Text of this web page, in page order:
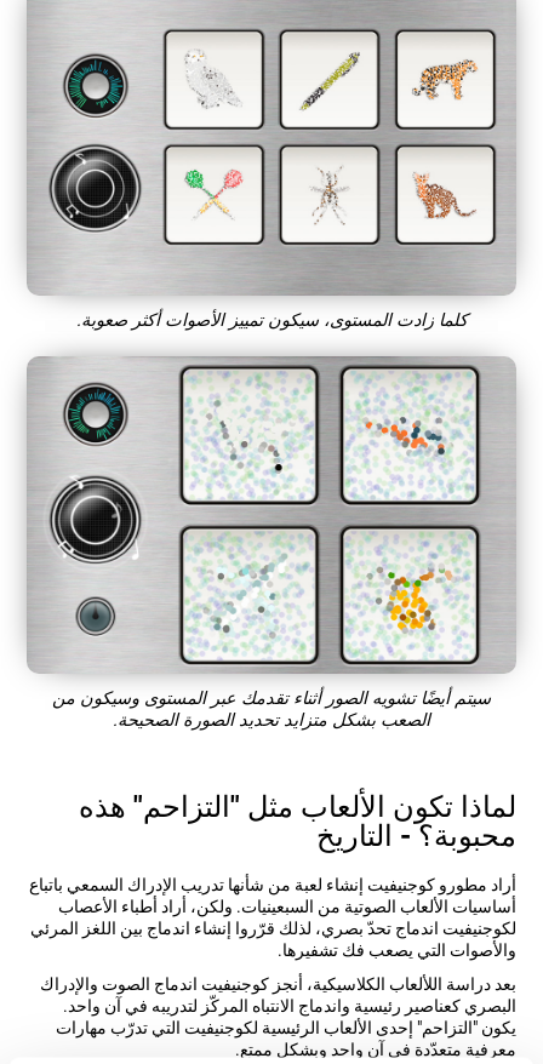
كلما زادت المستوى، سيكون تمييز الأصوات أكثر صعوبة.
سيتم أيضًا تشويه الصور أثناء تقدمك عبر المستوى وسيكون من
الصعب بشكل متزايد تحديد الصورة الصحيحة.
لماذا تكون الألعاب مثل "التزاحم" هذه
محبوبة؟ - التاريخ
أراد مطورو كوجنيفيت إنشاء لعبة من شأنها تدريب الإدراك السمعي باتباع
أساسيات الألعاب الصوتية من السبعينيات. ولكن، أراد أطباء الأعصاب
لكوجنيفيت اندماج تحدّ بصري، لذلك قرّروا إنشاء اندماج بين اللغز المرئي
والأصوات التي يصعب فك تشفيرها.
بعد دراسة اللألعاب الكلاسيكية، أنجز كوجنيفيت اندماج الصوت والإدراك
البصري كعناصير رئيسية واندماج الانتباه المركّز لتدريبه في آن واحد.
يكون "التزاحم" إحدى الألعاب الرئيسية لكوجنيفيت التي تدرّب مهارات
معرفية متعدّدة في آن واحد وبشكل ممتع.